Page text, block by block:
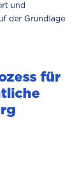
und
der Grundlage
für